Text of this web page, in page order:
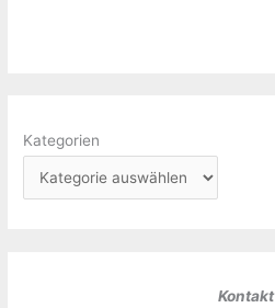
Kategorien
Kontakt